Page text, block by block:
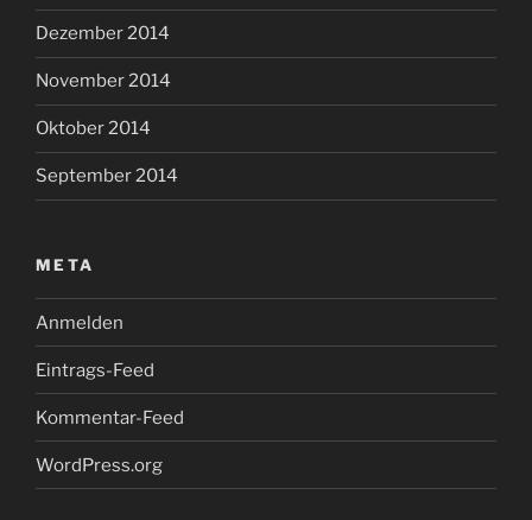
Dezember 2014
November 2014
Oktober 2014
September 2014
META
Anmelden
Eintrags-Feed
Kommentar-Feed
WordPress.org